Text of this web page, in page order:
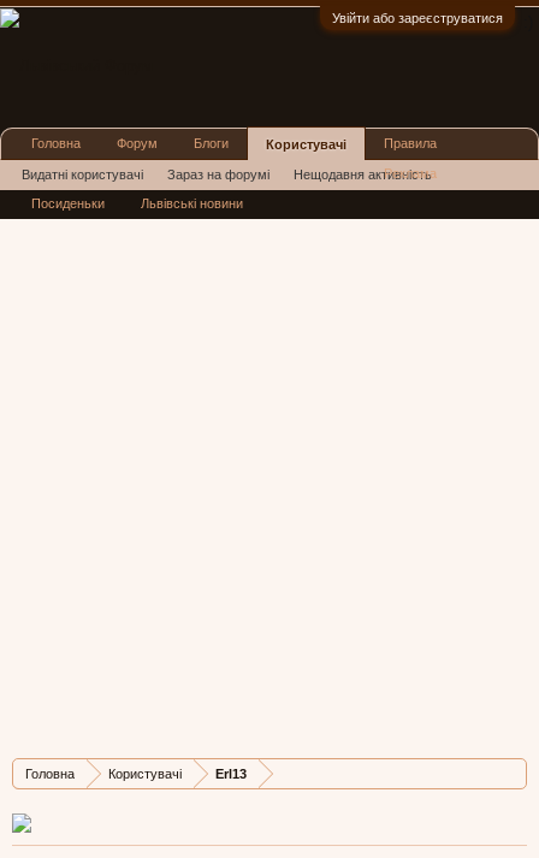
Увійти або зареєструватися
Головна Користувачі Erl13
Дописів
0
Карма
0
Бали
0
Головна Форум Блоги Користувачі
Видатні користувачі Зараз на форумі Нещодавня активність
Нові повідомлення профілю
Правила
Реклама
Посиденьки Львівські новини